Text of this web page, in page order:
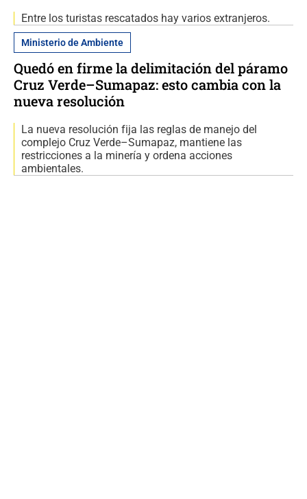
Entre los turistas rescatados hay varios extranjeros.
Ministerio de Ambiente
Quedó en firme la delimitación del páramo
Cruz Verde–Sumapaz: esto cambia con la
nueva resolución
La nueva resolución fija las reglas de manejo del
complejo Cruz Verde–Sumapaz, mantiene las
restricciones a la minería y ordena acciones
ambientales.